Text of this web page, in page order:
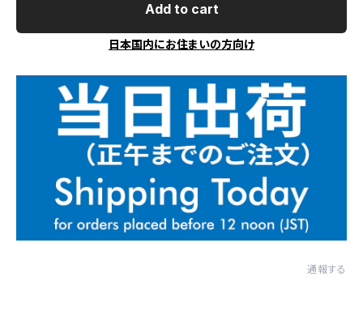
Add to cart
日本国内にお住まいの方向け
通報する